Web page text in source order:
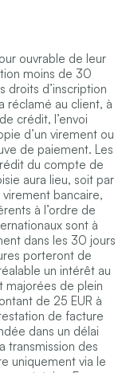
ouvrable de leur
moins de 30
droits d’inscription
réclamé au client, à
crédit, l’envoi
d’un virement ou
de paiement. Les
du compte de
aura lieu, soit par
bancaire,
à l’ordre de
sont à
dans les 30 jours
porteront de
un intérêt au
majorées de plein
de 25 EUR à
de facture
dans un délai
transmission des
uniquement via le